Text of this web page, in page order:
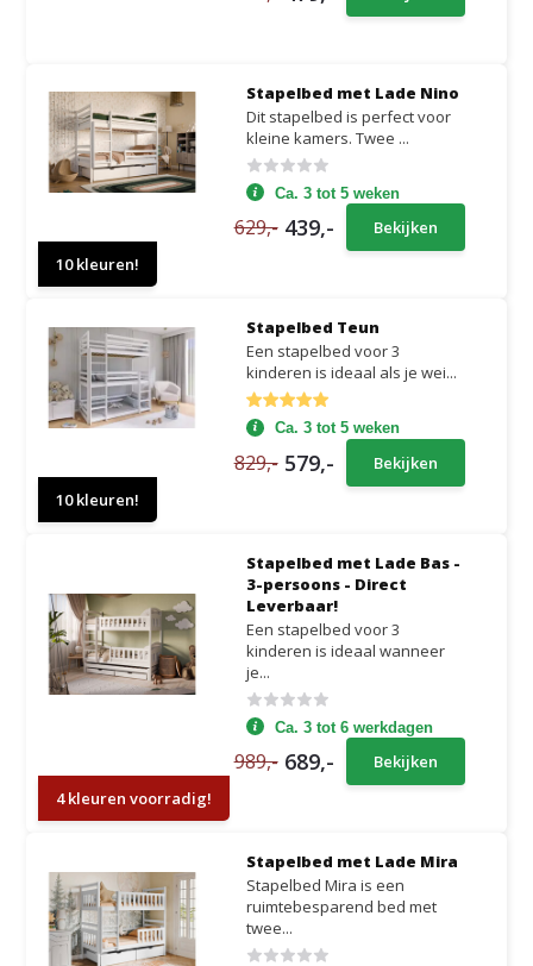
10 kleuren!
Stapelbed met Lade Nino
Dit stapelbed is perfect voor
kleine kamers. Twee ...
Ca. 3 tot 5 weken
629,- 439,- Bekijken
10 kleuren!
Stapelbed Teun
Een stapelbed voor 3
kinderen is ideaal als je wei...
Ca. 3 tot 5 weken
829,- 579,- Bekijken
4 kleuren voorradig!
Stapelbed met Lade Bas -
3-persoons - Direct
Leverbaar!
Een stapelbed voor 3
kinderen is ideaal wanneer
je...
Ca. 3 tot 6 werkdagen
989,- 689,- Bekijken
Stapelbed met Lade Mira
Stapelbed Mira is een
ruimtebesparend bed met
twee...